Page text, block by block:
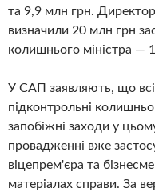
та 9,9 млн грн.
визначили 20 млн грн
колишнього міністра —
У САП заявляють, що
підконтрольні
запобіжні заходи у
провадженні вже
віцепрем'єра та
матеріалах справи. За